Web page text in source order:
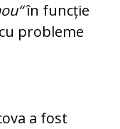
în funcție
probleme
a fost